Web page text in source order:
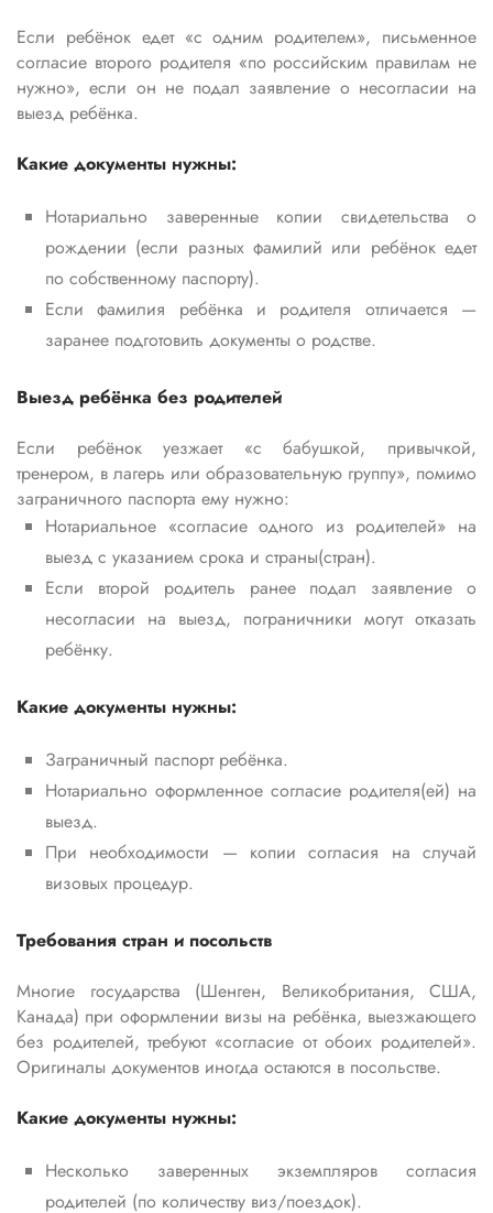
Если ребёнок едет «с одним родителем», письменное
согласие второго родителя «по российским правилам не
нужно», если он не подал заявление о несогласии на
выезд ребёнка.
Какие документы нужны:
Нотариально заверенные копии свидетельства о
рождении (если разных фамилий или ребёнок едет
по собственному паспорту).
Если фамилия ребёнка и родителя отличается —
заранее подготовить документы о родстве.
Выезд ребёнка без родителей
Если ребёнок уезжает «с бабушкой, привычкой,
тренером, в лагерь или образовательную группу», помимо
заграничного паспорта ему нужно:
Нотариальное «согласие одного из родителей» на
выезд с указанием срока и страны(стран).
Если второй родитель ранее подал заявление о
несогласии на выезд, пограничники могут отказать
ребёнку.
Какие документы нужны:
Заграничный паспорт ребёнка.
Нотариально оформленное согласие родителя(ей) на
выезд.
При необходимости — копии согласия на случай
визовых процедур.
Требования стран и посольств
Многие государства (Шенген, Великобритания, США,
Канада) при оформлении визы на ребёнка, выезжающего
без родителей, требуют «согласие от обоих родителей».
Оригиналы документов иногда остаются в посольстве.
Какие документы нужны:
Несколько заверенных экземпляров согласия
родителей (по количеству виз/поездок).